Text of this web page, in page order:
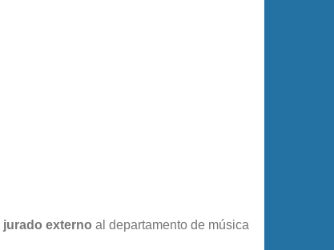
jurado externo al departamento de música